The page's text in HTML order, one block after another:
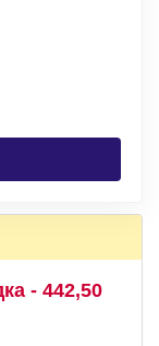
- 442,50